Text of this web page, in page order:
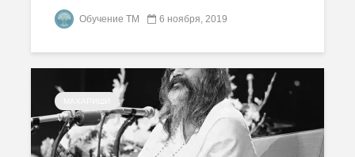
Обучение ТМ 6 ноября, 2019